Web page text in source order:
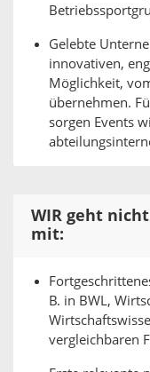
Gelebte
innovativen,
Möglichkeit,
übernehmen.
sorgen Events
WIR geht
mit:
B. in BWL,
vergleichbaren